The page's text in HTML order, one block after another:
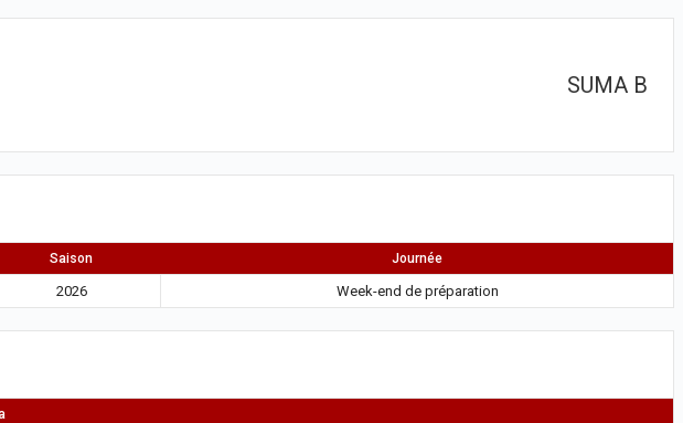
SUMA B
Saison Journée
2026 Week-end de préparation